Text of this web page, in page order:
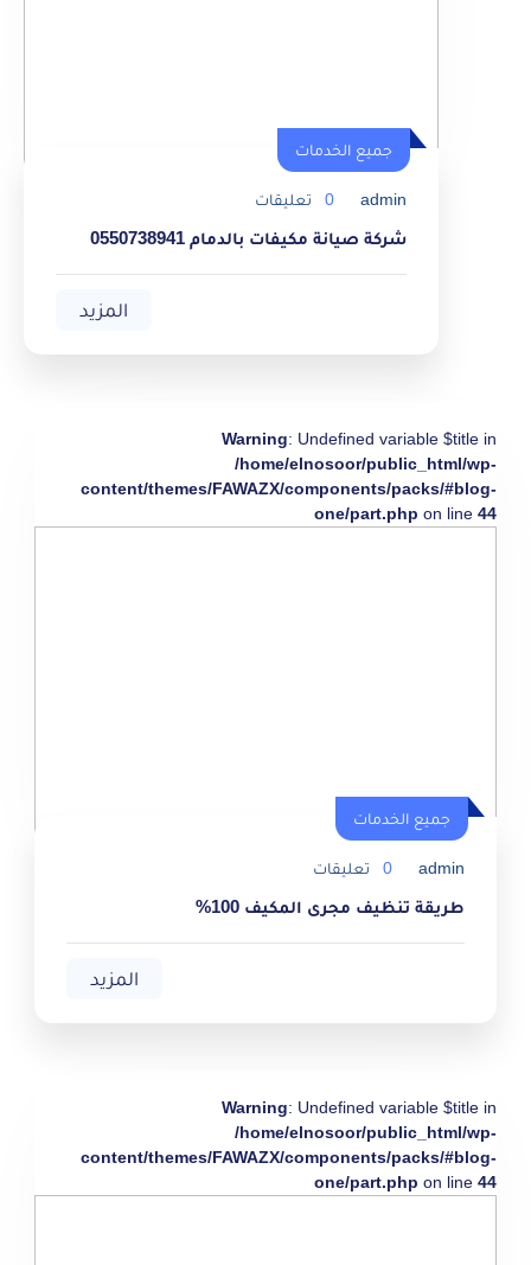
جميع الخدمات
admin
0 تعليقات
شركة صيانة مكيفات بالدمام 0550738941
المزيد
Warning: Undefined variable $title in
/home/elnosoor/public_html/wp-
content/themes/FAWAZX/components/packs/#blog-
one/part.php on line 44
جميع الخدمات
admin
0 تعليقات
طريقة تنظيف مجرى المكيف 100%
المزيد
Warning: Undefined variable $title in
/home/elnosoor/public_html/wp-
content/themes/FAWAZX/components/packs/#blog-
one/part.php on line 44